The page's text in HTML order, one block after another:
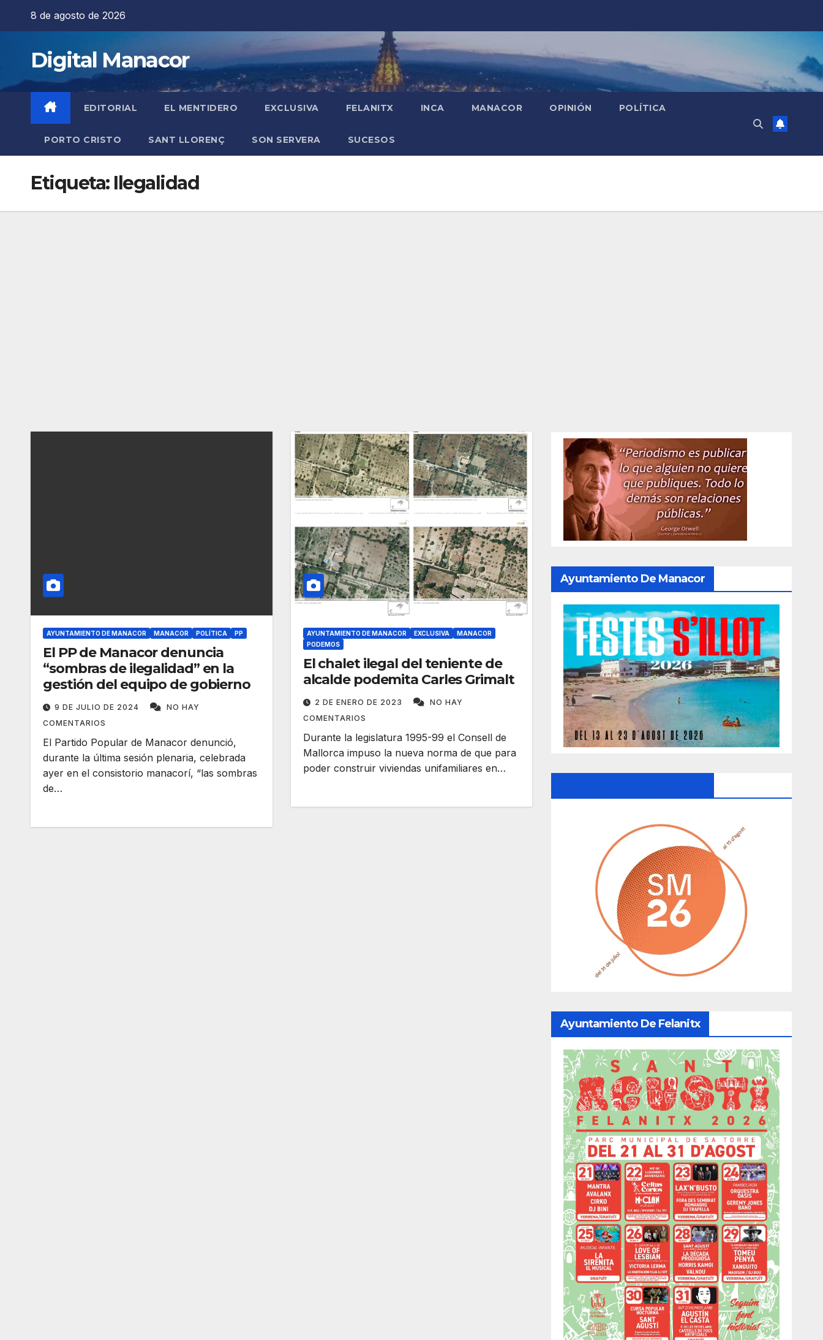
8 de agosto de 2026
Digital Manacor
EDITORIAL EL MENTIDERO EXCLUSIVA FELANITX INCA MANACOR OPINIÓN POLÍTICA
PORTO CRISTO SANT LLORENÇ SON SERVERA SUCESOS
Etiqueta: Ilegalidad
AYUNTAMIENTO DE MANACOR MANACOR POLÍTICA PP
El PP de Manacor denuncia
“sombras de ilegalidad” en la
gestión del equipo de gobierno
9 DE JULIO DE 2024
NO HAY
COMENTARIOS
El Partido Popular de Manacor denunció,
durante la última sesión plenaria, celebrada
ayer en el consistorio manacorí, “las sombras
de…
AYUNTAMIENTO DE MANACOR EXCLUSIVA
MANACOR
PODEMOS
El chalet ilegal del teniente de
alcalde podemita Carles Grimalt
2 DE ENERO DE 2023
NO HAY
COMENTARIOS
Durante la legislatura 1995-99 el Consell de
Mallorca impuso la nueva norma de que para
poder construir viviendas unifamiliares en…
Ayuntamiento De Manacor
Ayuntamiento De Felanitx